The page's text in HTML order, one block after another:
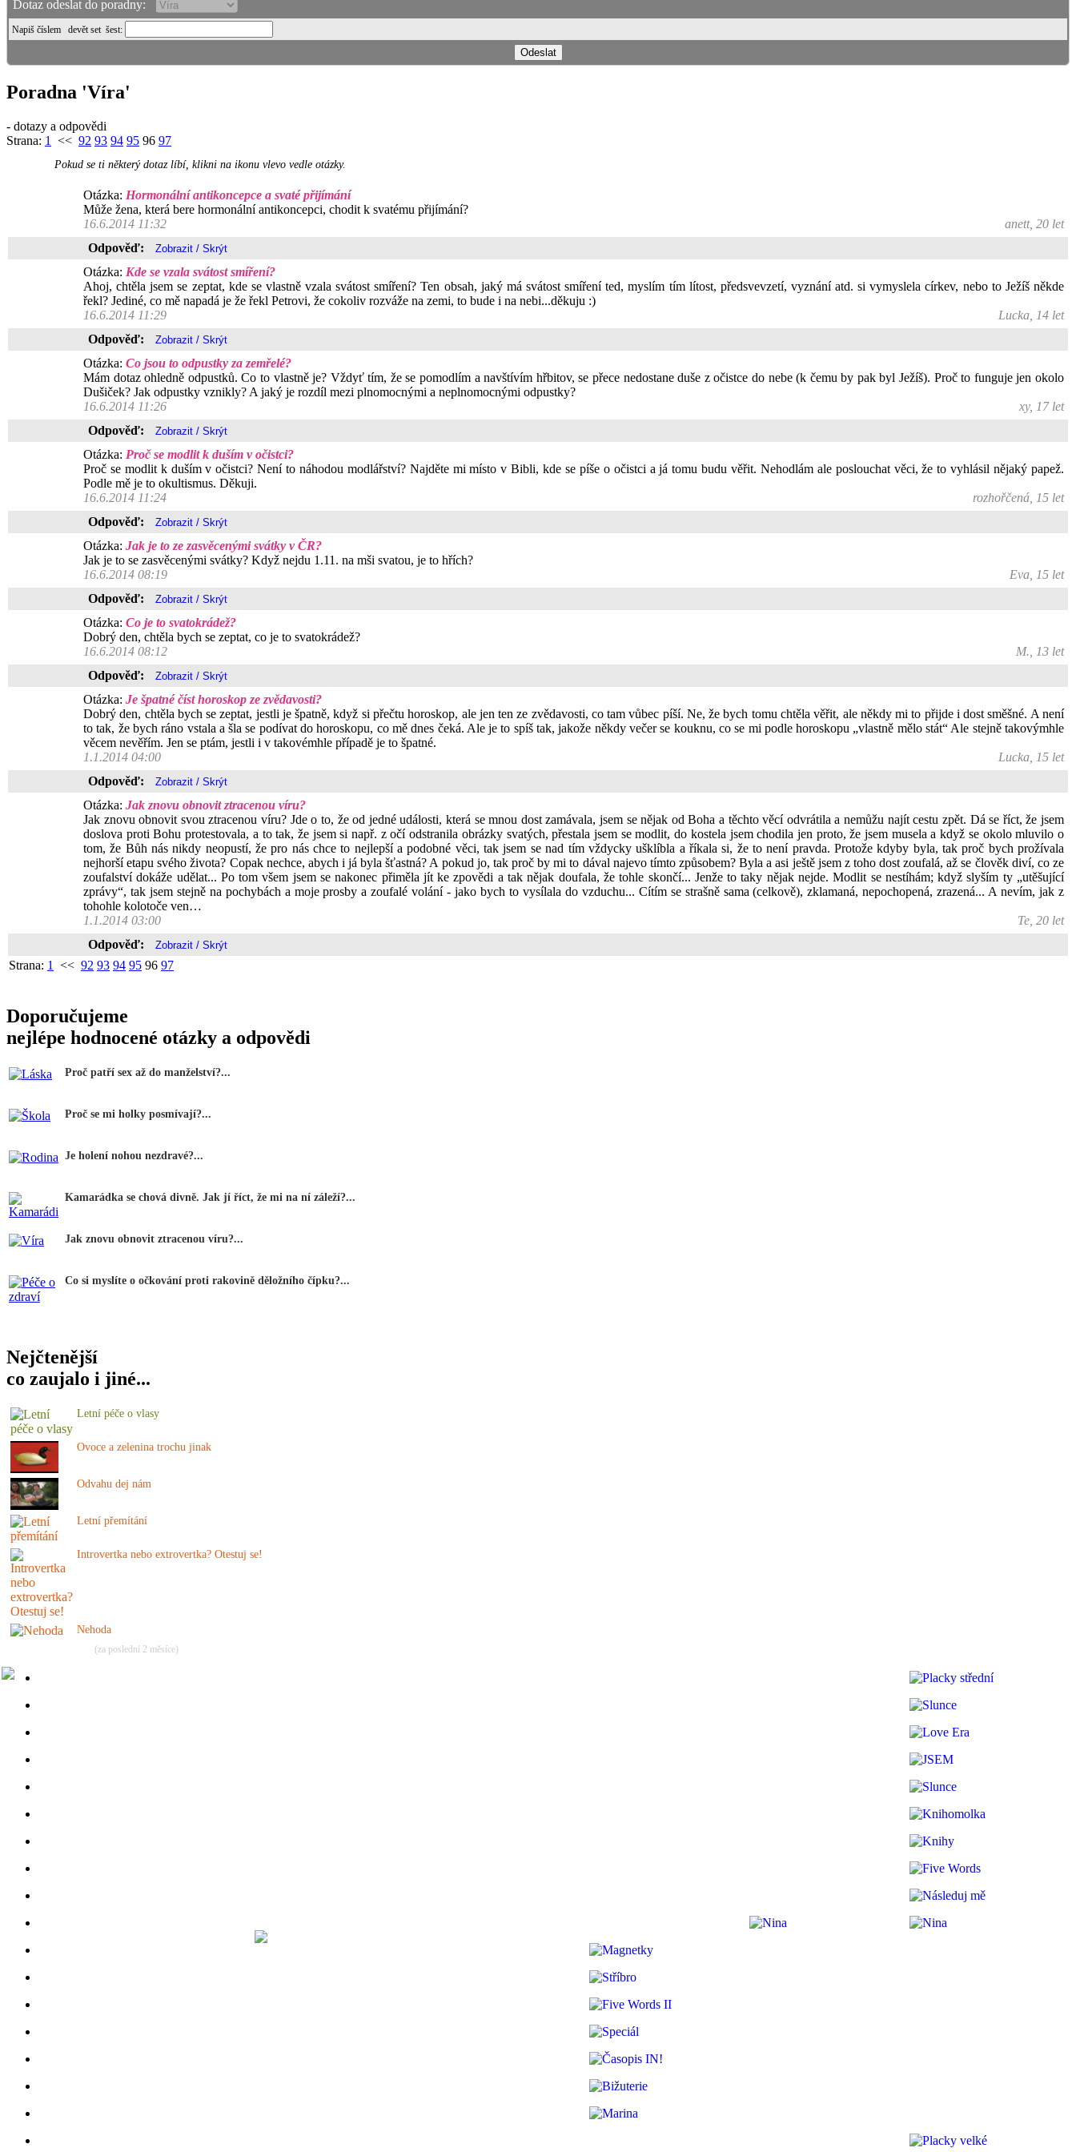
Dotaz odeslat do poradny:
Napiš číslem devět set šest:
Poradna 'Víra'
- dotazy a odpovědi
Strana: 1 << 92 93 94 95 96 97
Pokud se ti některý dotaz líbí, klikni na ikonu vlevo vedle otázky.
Otázka: Hormonální antikoncepce a svaté přijímání
Může žena, která bere hormonální antikoncepci, chodit k svatému přijímání?
16.6.2014 11:32
anett, 20 let
Odpověď:
Otázka: Kde se vzala svátost smíření?
Ahoj, chtěla jsem se zeptat, kde se vlastně vzala svátost smíření? Ten obsah, jaký má svátost smíření ted, myslím tím lítost, předsvevzetí, vyznání atd. si vymyslela církev, nebo to Ježíš někde
řekl? Jediné, co mě napadá je že řekl Petrovi, že cokoliv rozváže na zemi, to bude i na nebi...děkuju :)
16.6.2014 11:29
Lucka, 14 let
Odpověď:
Otázka: Co jsou to odpustky za zemřelé?
Mám dotaz ohledně odpustků. Co to vlastně je? Vždyť tím, že se pomodlím a navštívím hřbitov, se přece nedostane duše z očistce do nebe (k čemu by pak byl Ježíš). Proč to funguje jen okolo
Dušiček? Jak odpustky vznikly? A jaký je rozdíl mezi plnomocnými a neplnomocnými odpustky?
16.6.2014 11:26
xy, 17 let
Odpověď:
Otázka: Proč se modlit k duším v očistci?
Proč se modlit k duším v očistci? Není to náhodou modlářství? Najděte mi místo v Bibli, kde se píše o očistci a já tomu budu věřit. Nehodlám ale poslouchat věci, že to vyhlásil nějaký papež.
Podle mě je to okultismus. Děkuji.
16.6.2014 11:24
rozhořčená, 15 let
Odpověď:
Otázka: Jak je to ze zasvěcenými svátky v ČR?
Jak je to se zasvěcenými svátky? Když nejdu 1.11. na mši svatou, je to hřích?
16.6.2014 08:19
Eva, 15 let
Odpověď:
Otázka: Co je to svatokrádež?
Dobrý den, chtěla bych se zeptat, co je to svatokrádež?
16.6.2014 08:12
M., 13 let
Odpověď:
Otázka: Je špatné číst horoskop ze zvědavosti?
Dobrý den, chtěla bych se zeptat, jestli je špatně, když si přečtu horoskop, ale jen ten ze zvědavosti, co tam vůbec píší. Ne, že bych tomu chtěla věřit, ale někdy mi to přijde i dost směšné. A není
to tak, že bych ráno vstala a šla se podívat do horoskopu, co mě dnes čeká. Ale je to spíš tak, jakože někdy večer se kouknu, co se mi podle horoskopu „vlastně mělo stát“ Ale stejně takovýmhle
věcem nevěřím. Jen se ptám, jestli i v takovémhle případě je to špatné.
1.1.2014 04:00
Lucka, 15 let
Odpověď:
Otázka: Jak znovu obnovit ztracenou víru?
Jak znovu obnovit svou ztracenou víru? Jde o to, že od jedné události, která se mnou dost zamávala, jsem se nějak od Boha a těchto věcí odvrátila a nemůžu najít cestu zpět. Dá se říct, že jsem
doslova proti Bohu protestovala, a to tak, že jsem si např. z očí odstranila obrázky svatých, přestala jsem se modlit, do kostela jsem chodila jen proto, že jsem musela a když se okolo mluvilo o
tom, že Bůh nás nikdy neopustí, že pro nás chce to nejlepší a podobné věci, tak jsem se nad tím vždycky ušklíbla a říkala si, že to není pravda. Protože kdyby byla, tak proč bych prožívala
nejhorší etapu svého života? Copak nechce, abych i já byla šťastná? A pokud jo, tak proč by mi to dával najevo tímto způsobem? Byla a asi ještě jsem z toho dost zoufalá, až se člověk diví, co ze
zoufalství dokáže udělat... Po tom všem jsem se nakonec přiměla jít ke zpovědi a tak nějak doufala, že tohle skončí... Jenže to taky nějak nejde. Modlit se nestíhám; když slyším ty „utěšující
zprávy“, tak jsem stejně na pochybách a moje prosby a zoufalé volání - jako bych to vysílala do vzduchu... Cítím se strašně sama (celkově), zklamaná, nepochopená, zrazená... A nevím, jak z
tohohle kolotoče ven…
1.1.2014 03:00
Te, 20 let
Odpověď:
Strana: 1 << 92 93 94 95 96 97
Doporučujeme
nejlépe hodnocené otázky a odpovědi
Proč patří sex až do manželství?...
Proč se mi holky posmívají?...
Je holení nohou nezdravé?...
Kamarádka se chová divně. Jak jí říct, že mi na ní záleží?...
Jak znovu obnovit ztracenou víru?...
Co si myslíte o očkování proti rakovině děložního čípku?...
Nejčtenější
co zaujalo i jiné...
Letní péče o vlasy
Ovoce a zelenina trochu jinak
Odvahu dej nám
Letní přemítání
Introvertka nebo extrovertka? Otestuj se!
Nehoda
(za poslední 2 měsíce)